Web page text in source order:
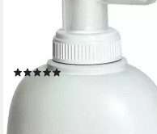
Baume Corps, mit drei
kostbaren Ölen
(85)
ab 27,99 €